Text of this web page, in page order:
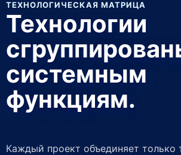
ТЕХНОЛОГИЧЕСКАЯ МАТРИЦА
Технологии
системным
функциям.
Каждый проект объединяет только